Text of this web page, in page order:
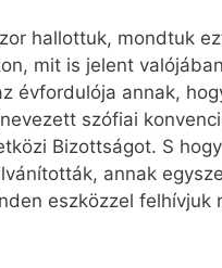
hallottuk, mondtuk
mit is jelent
évfordulója annak,
szófiai
Bizottságot. S
annak
eszközzel felhívjuk